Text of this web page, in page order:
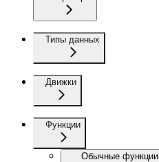
Типы данных
Движки
Функции
Обычные функции